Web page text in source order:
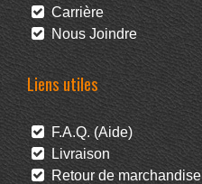
Carrière
Nous Joindre
Liens utiles
F.A.Q. (Aide)
Livraison
Retour de marchandise